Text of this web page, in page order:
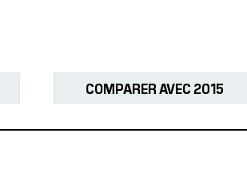
COMPARER AVEC 2015